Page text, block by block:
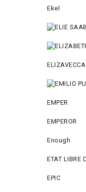
Ekel
ELIZAVECCA
EMPER
EMPEROR
Enough
ETAT LIBRE
EPIC